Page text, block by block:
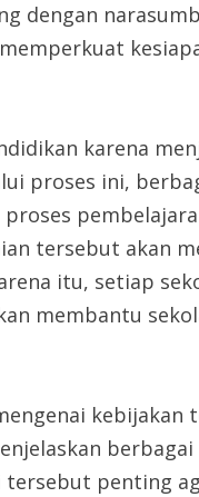
dengan
karena
proses ini,
tersebut akan
itu, setiap
membantu
kebijakan
berbagai
tersebut penting